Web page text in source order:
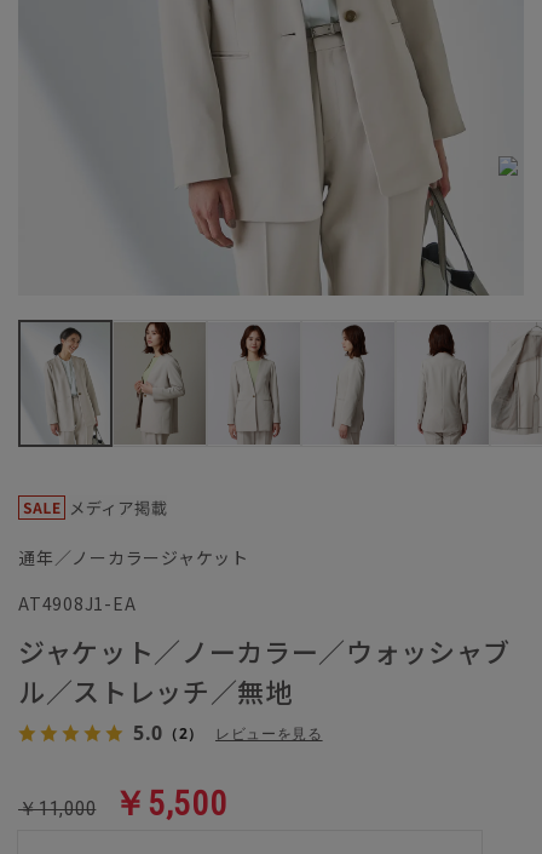
通年／ノーカラージャケット
AT4908J1-EA
ジャケット／ノーカラー／ウォッシャブ
ル／ストレッチ／無地
5.0 （2） レビューを見る
￥11,000 ￥5,500